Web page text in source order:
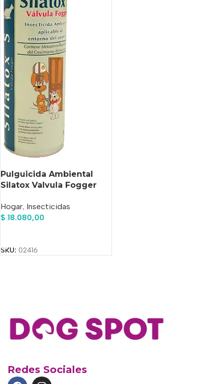
Pulguicida Ambiental
Silatox Valvula Fogger
Hogar, Insecticidas
$ 18.080,00
SKU: 02416
Redes Sociales